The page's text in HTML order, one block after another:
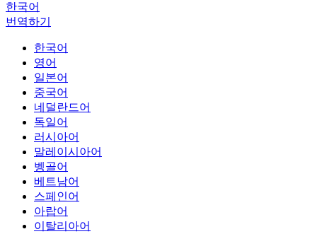
한국어
번역하기
한국어
영어
일본어
중국어
네덜란드어
독일어
러시아어
말레이시아어
벵골어
베트남어
스페인어
아랍어
이탈리아어